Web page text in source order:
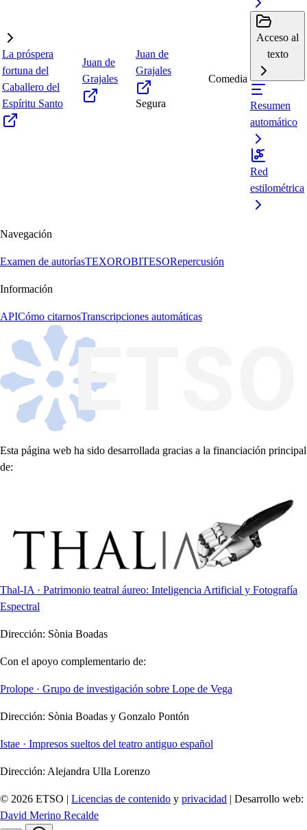
La próspera
fortuna del
Caballero del
Espíritu Santo
Juan de
Grajales
Juan de
Grajales
Segura
Comedia
Acceso al
texto
Resumen
automático
Red
estilométrica
Navegación
Examen de autoríasTEXOROBITESORepercusión
Información
APICómo citarnosTranscripciones automáticas
Esta página web ha sido desarrollada gracias a la financiación principal
de:
Thal-IA · Patrimonio teatral áureo: Inteligencia Artificial y Fotografía
Espectral
Dirección: Sònia Boadas
Con el apoyo complementario de:
Prolope · Grupo de investigación sobre Lope de Vega
Dirección: Sònia Boadas y Gonzalo Pontón
Istae · Impresos sueltos del teatro antiguo español
Dirección: Alejandra Ulla Lorenzo
© 2026 ETSO | Licencias de contenido y privacidad | Desarrollo web:
David Merino Recalde